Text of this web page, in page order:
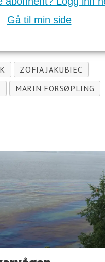
Gå til min side
ZOFIA JAKUBIEC
MARIN FORSØPLING